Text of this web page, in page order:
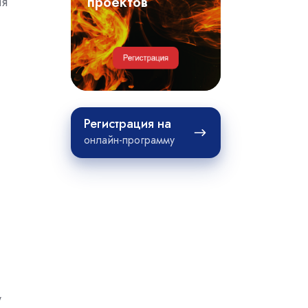
проектов
Регистрация на
онлайн-программу
Регистрация